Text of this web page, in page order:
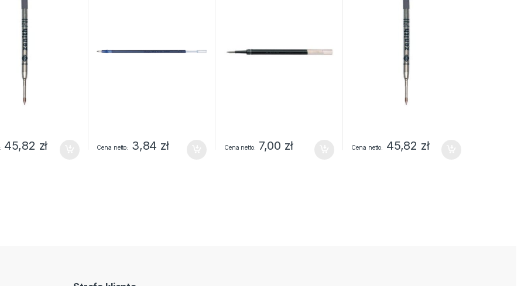
45,82 zł Cena netto 3,84 zł Cena netto 7,00 zł Cena netto 45,82 zł